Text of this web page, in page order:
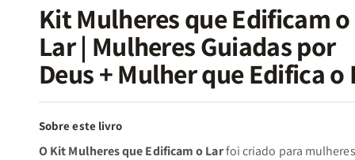
Kit Mulheres que Edificam o
Lar | Mulheres Guiadas por
Deus + Mulher que Edifica o
Sobre este livro
O Kit Mulheres que Edificam o Larfoi criado para